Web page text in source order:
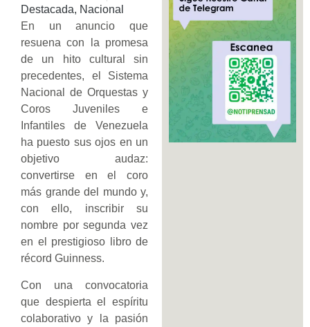
Destacada, Nacional
En un anuncio que
resuena con la promesa
de un hito cultural sin
precedentes, el Sistema
Nacional de Orquestas y
Coros Juveniles e
Infantiles de Venezuela
ha puesto sus ojos en un
objetivo audaz:
convertirse en el coro
más grande del mundo y,
con ello, inscribir su
nombre por segunda vez
en el prestigioso libro de
récord Guinness.
Con una convocatoria
que despierta el espíritu
colaborativo y la pasión